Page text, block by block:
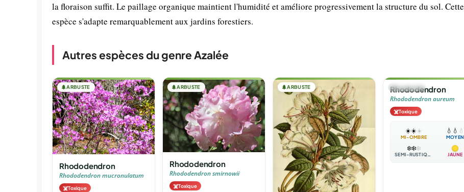
la floraison suffit. Le paillage organique maintient l'humidité et améliore progressivement la structure du sol. Cette
espèce s'adapte remarquablement aux jardins forestiers.
Autres espèces du genre Azalée
🌲ARBUSTE
Rhododendron
Rhododendron mucronulatum
☠️Toxique
🌲ARBUSTE
Rhododendron
Rhododendron smirnowii
☠️Toxique
🌲ARBUSTE 🌲ARBUSTE
Rhododendron
Rhododendron aureum
☠️Toxique
☀️☀️☀️
MI-OMBRE
💧 💧 💧
MOYEN
❄️❄️❄️
SEMI-RUSTIQUE JAUNE